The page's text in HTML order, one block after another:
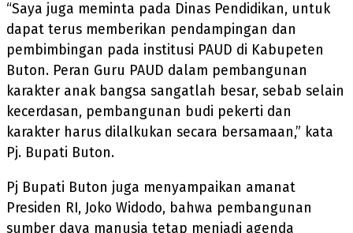
“Saya juga meminta pada Dinas Pendidikan, untuk
dapat terus memberikan pendampingan dan
pembimbingan pada institusi PAUD di Kabupeten
Buton. Peran Guru PAUD dalam pembangunan
karakter anak bangsa sangatlah besar, sebab selain
kecerdasan, pembangunan budi pekerti dan
karakter harus dilalkukan secara bersamaan,” kata
Pj. Bupati Buton.
Pj Bupati Buton juga menyampaikan amanat
Presiden RI, Joko Widodo, bahwa pembangunan
sumber daya manusia tetap menjadi agenda